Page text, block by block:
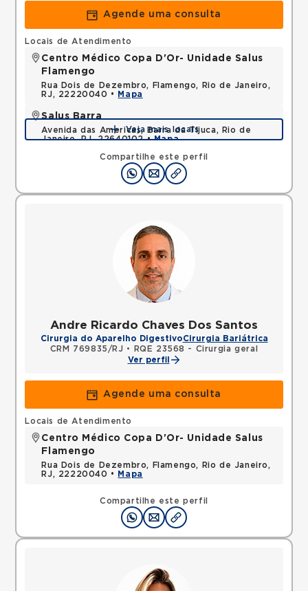
Agende uma consulta
Compartilhe este perfil
Locais de Atendimento
Centro Médico Copa D'Or- Unidade Salus
Flamengo
Rua Dois de Dezembro, Flamengo, Rio de Janeiro,
RJ, 22220040 •
Mapa
Salus Barra
Avenida das Americas, Barra da Tijuca, Rio de
Janeiro, RJ, 22640102 •Mapa
Veja mais locais
Andre Ricardo Chaves Dos Santos
Cirurgia do Aparelho DigestivoCirurgia Bariátrica
CRM 769835/RJ •
RQE 23568 - Cirurgia geral
Ver perfil
Agende uma consulta
Compartilhe este perfil
Locais de Atendimento
Centro Médico Copa D'Or- Unidade Salus
Flamengo
Rua Dois de Dezembro, Flamengo, Rio de Janeiro,
RJ, 22220040 •
Mapa